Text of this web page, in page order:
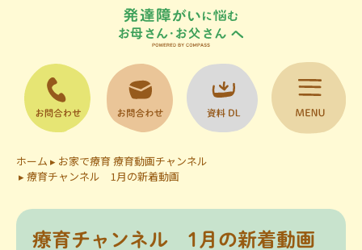
電話
ホーム ▸ お家で療育 療育動画チャンネル
▸ 療育チャンネル 1月の新着動画
療育チャンネル 1月の新着動画